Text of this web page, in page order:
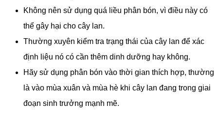
Không nên sử dụng quá liều phân bón, vì điều này có
thể gây hại cho cây lan.
Thường xuyên kiểm tra trạng thái của cây lan để xác
định liệu nó có cần thêm dinh dưỡng hay không.
Hãy sử dụng phân bón vào thời gian thích hợp, thường
là vào mùa xuân và mùa hè khi cây lan đang trong giai
đoạn sinh trưởng mạnh mẽ.